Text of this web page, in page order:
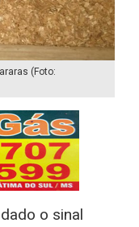
(Foto:
o sinal